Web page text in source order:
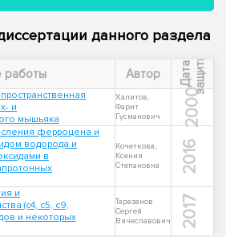
данного раздела
работы Автор Д
а
т
а
з
а
щ
и
т ы
и
мышьяка
Халитов,
Фарит
Гусманович
2000
ферроцена и
водорода и
в
Кочеткова,
Ксения
Степановна
2016
и
(с4, с5, с9,
и некоторых
Таразанов
Сергей
Вячеславович
2017